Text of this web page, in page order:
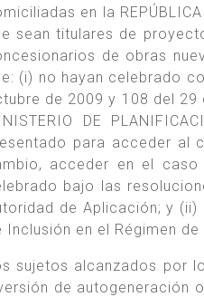
en la
sean titulares de
de obras
(i) no hayan celebrado
de 2009 y 108 del 29
DE
para acceder al
acceder en el
bajo las
de Aplicación; y
Inclusión en el Régimen
sujetos alcanzados por
de autogeneración